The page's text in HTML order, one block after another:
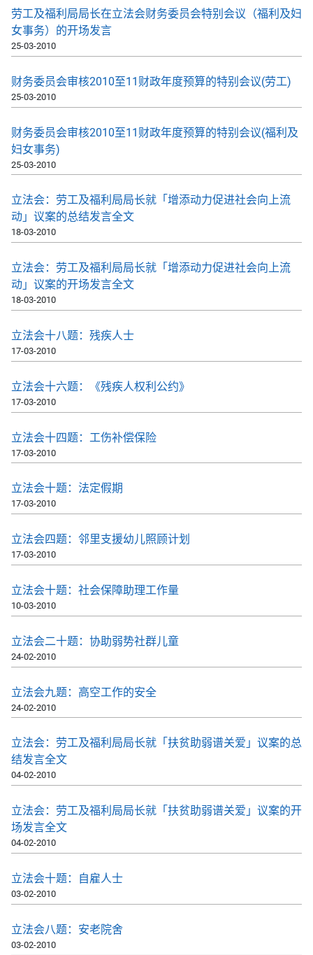
劳工及福利局局长在立法会财务委员会特别会议（福利及妇
女事务）的开场发言
25-03-2010
财务委员会审核2010至11财政年度预算的特别会议(劳工)
25-03-2010
财务委员会审核2010至11财政年度预算的特别会议(福利及
妇女事务)
25-03-2010
立法会：劳工及福利局局长就「增添动力促进社会向上流
动」议案的总结发言全文
18-03-2010
立法会：劳工及福利局局长就「增添动力促进社会向上流
动」议案的开场发言全文
18-03-2010
立法会十八题：残疾人士
17-03-2010
立法会十六题：《残疾人权利公约》
17-03-2010
立法会十四题：工伤补偿保险
17-03-2010
立法会十题：法定假期
17-03-2010
立法会四题：邻里支援幼儿照顾计划
17-03-2010
立法会十题：社会保障助理工作量
10-03-2010
立法会二十题：协助弱势社群儿童
24-02-2010
立法会九题：高空工作的安全
24-02-2010
立法会：劳工及福利局局长就「扶贫助弱谱关爱」议案的总
结发言全文
04-02-2010
立法会：劳工及福利局局长就「扶贫助弱谱关爱」议案的开
场发言全文
04-02-2010
立法会十题：自雇人士
03-02-2010
立法会八题：安老院舍
03-02-2010